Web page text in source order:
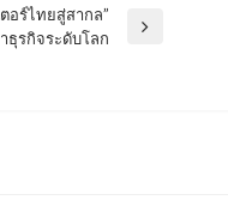
ตอร์ไทยสู่สากล”
ธุรกิจระดับโลก